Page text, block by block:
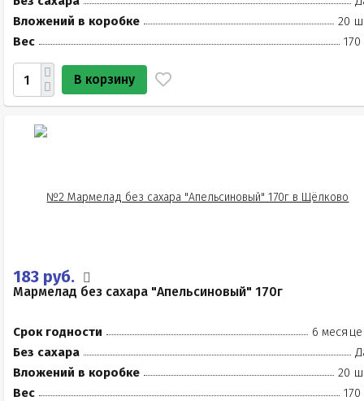
Вложений в коробке
20
Вес
170
В корзину
183 руб.
Мармелад без сахара "Апельсиновый" 170г
Срок годности
6
Без сахара
Вложений в коробке
20
Вес
170